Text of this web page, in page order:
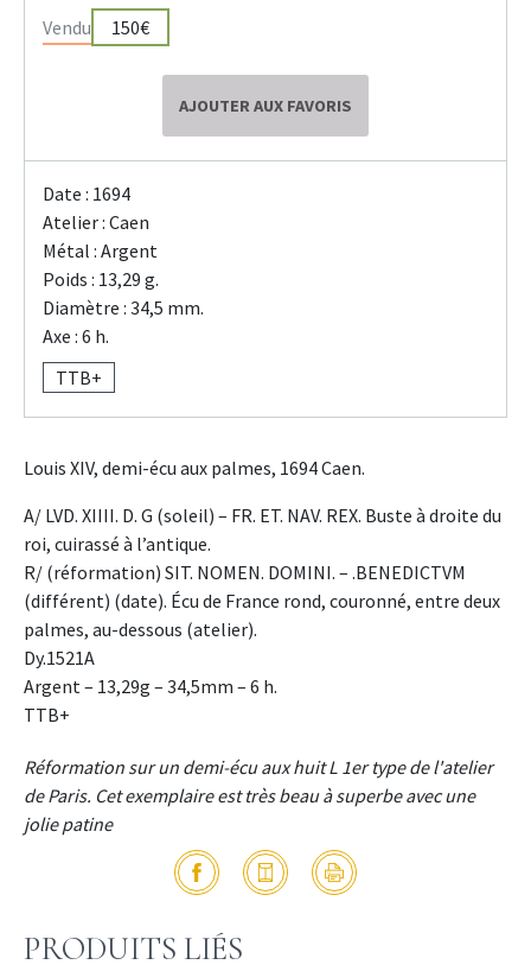
Vendu 150€
AJOUTER AUX FAVORIS
Date : 1694
Atelier : Caen
Métal : Argent
Poids : 13,29 g.
Diamètre : 34,5 mm.
Axe : 6 h.
TTB+
Louis XIV, demi-écu aux palmes, 1694 Caen.
A/ LVD. XIIII. D. G (soleil) – FR. ET. NAV. REX. Buste à droite du
roi, cuirassé à l’antique.
R/ (réformation) SIT. NOMEN. DOMINI. – .BENEDICTVM
(différent) (date). Écu de France rond, couronné, entre deux
palmes, au-dessous (atelier).
Dy.1521A
Argent – 13,29g – 34,5mm – 6 h.
TTB+
Réformation sur un demi-écu aux huit L 1er type de l'atelier
de Paris. Cet exemplaire est très beau à superbe avec une
jolie patine
PRODUITS LIÉS